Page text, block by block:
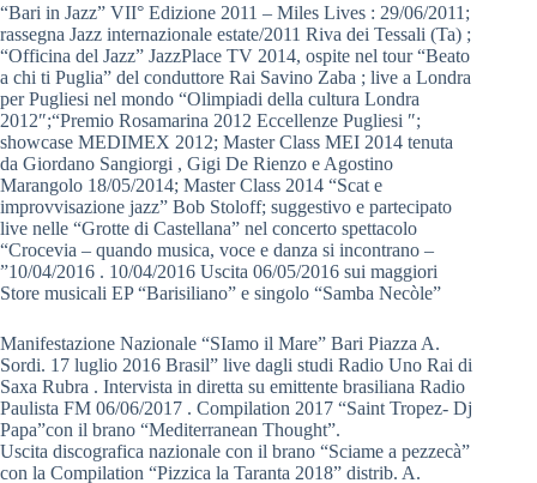
“Bari in Jazz” VII° Edizione 2011 – Miles Lives : 29/06/2011;
rassegna Jazz internazionale estate/2011 Riva dei Tessali (Ta) ;
“Officina del Jazz” JazzPlace TV 2014, ospite nel tour “Beato
a chi ti Puglia” del conduttore Rai Savino Zaba ; live a Londra
per Pugliesi nel mondo “Olimpiadi della cultura Londra
2012″;“Premio Rosamarina 2012 Eccellenze Pugliesi ″;
showcase MEDIMEX 2012; Master Class MEI 2014 tenuta
da Giordano Sangiorgi , Gigi De Rienzo e Agostino
Marangolo 18/05/2014; Master Class 2014 “Scat e
improvvisazione jazz” Bob Stoloff; suggestivo e partecipato
live nelle “Grotte di Castellana” nel concerto spettacolo
“Crocevia – quando musica, voce e danza si incontrano –
”10/04/2016 . 10/04/2016 Uscita 06/05/2016 sui maggiori
Store musicali EP “Barisiliano” e singolo “Samba Necòle”
Manifestazione Nazionale “SIamo il Mare” Bari Piazza A.
Sordi. 17 luglio 2016 Brasil” live dagli studi Radio Uno Rai di
Saxa Rubra . Intervista in diretta su emittente brasiliana Radio
Paulista FM 06/06/2017 . Compilation 2017 “Saint Tropez- Dj
Papa”con il brano “Mediterranean Thought”.
Uscita discografica nazionale con il brano “Sciame a pezzecà”
con la Compilation “Pizzica la Taranta 2018” distrib. A.